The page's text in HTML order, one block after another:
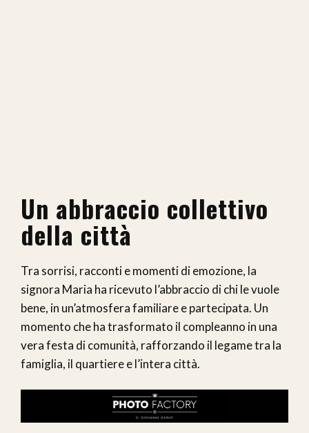
Un abbraccio collettivo
della città
Tra sorrisi, racconti e momenti di emozione, la
signora Maria ha ricevuto l’abbraccio di chi le vuole
bene, in un’atmosfera familiare e partecipata. Un
momento che ha trasformato il compleanno in una
vera festa di comunità, rafforzando il legame tra la
famiglia, il quartiere e l’intera città.